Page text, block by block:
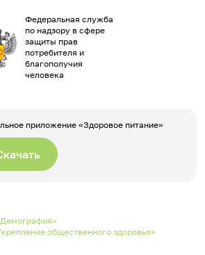
Федеральная служба
по надзору в сфере
защиты прав
потребителя и
благополучия
человека
приложение «Здоровое питание»
общественного здоровья»